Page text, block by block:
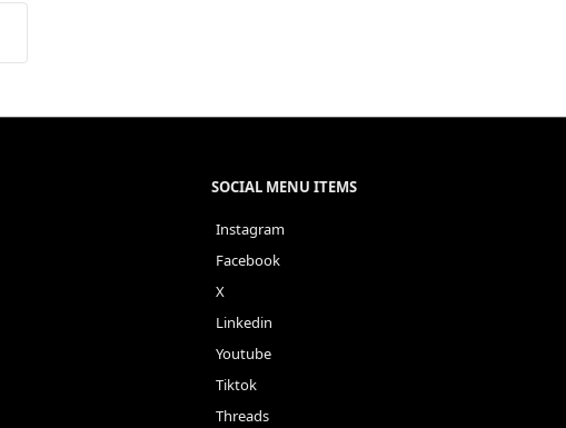
SOCIAL MENU ITEMS
Instagram
Facebook
X
Linkedin
Youtube
Tiktok
Threads